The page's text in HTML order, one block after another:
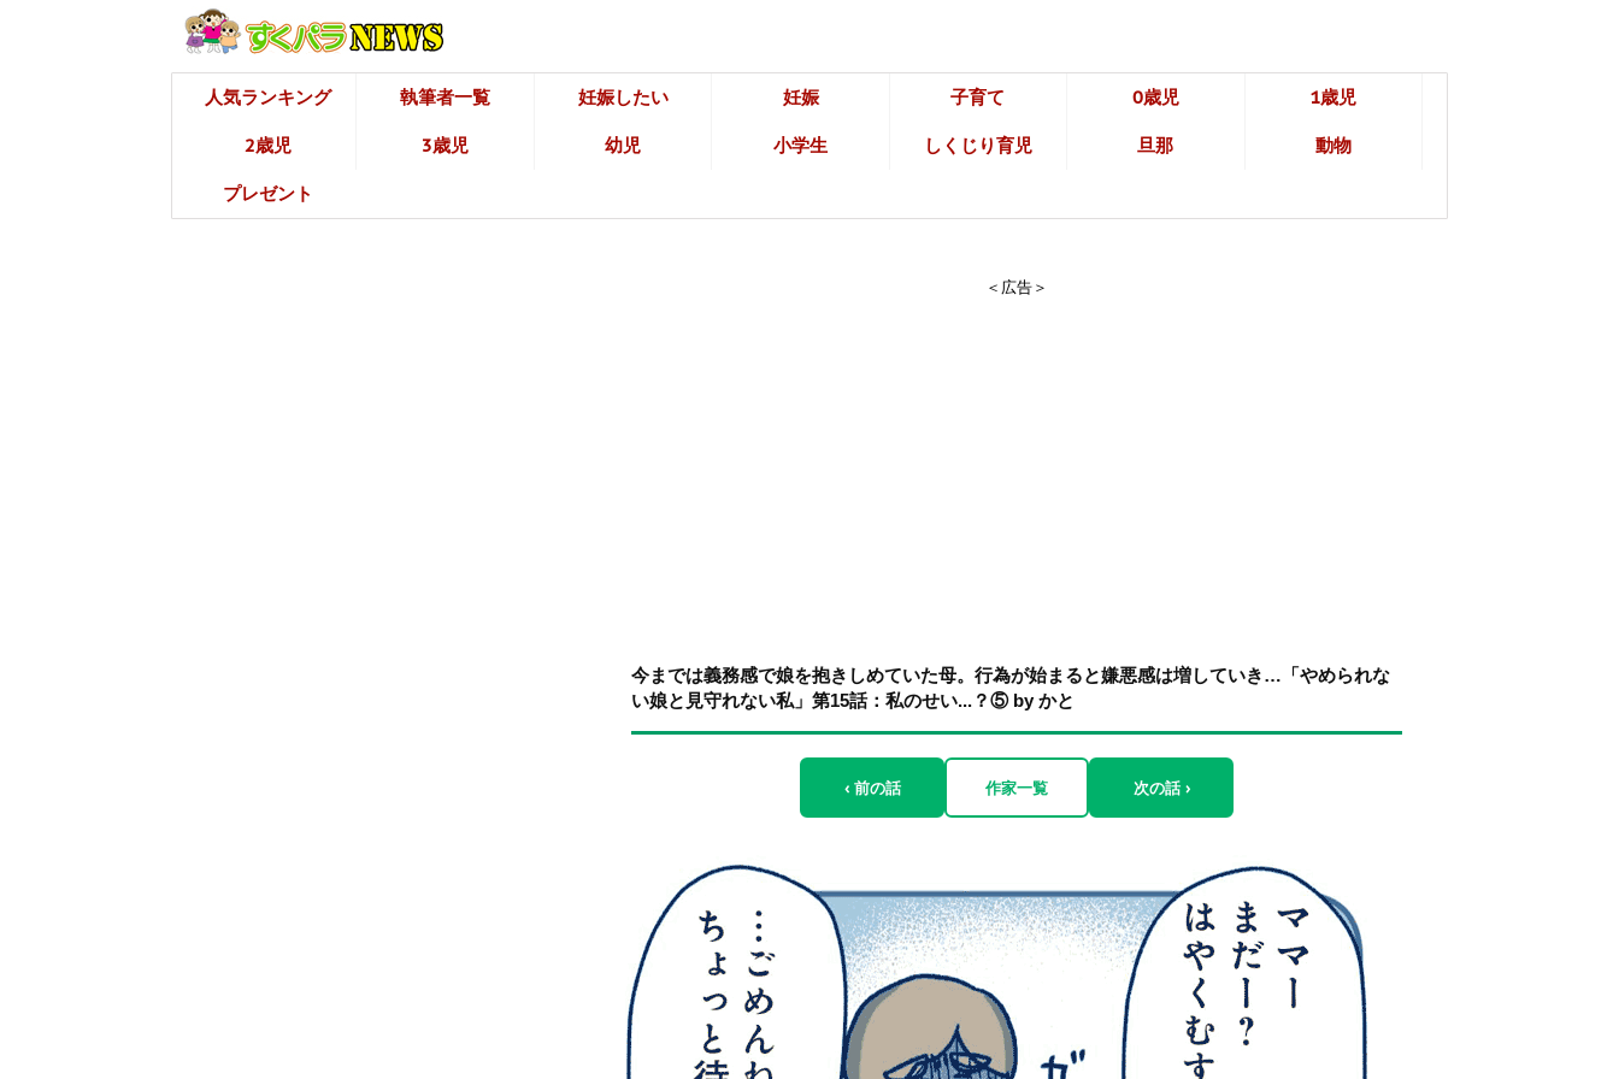
人気ランキング 執筆者一覧 妊娠したい 妊娠 子育て 0歳児 1歳児
2歳児 3歳児 幼児 小学生 しくじり育児 旦那 動物
プレゼント
＜広告＞
今までは義務感で娘を抱きしめていた母。行為が始まると嫌悪感は増していき…「やめられな
い娘と見守れない私」第15話：私のせい...？⑤ by かと
‹ 前の話 作家一覧 次の話 ›